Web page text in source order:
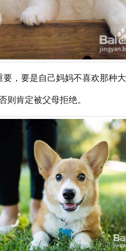
要，要是自己妈妈不喜欢那种
则肯定被父母拒绝。